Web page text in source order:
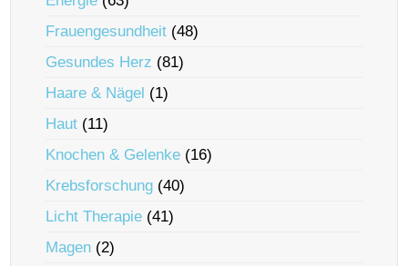
Frauengesundheit (48)
Gesundes Herz (81)
Haare & Nägel (1)
Haut (11)
Knochen & Gelenke (16)
Krebsforschung (40)
Licht Therapie (41)
Magen (2)